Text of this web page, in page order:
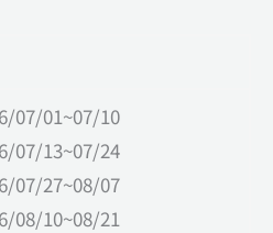
07/01~07/10
07/13~07/24
07/27~08/07
08/10~08/21